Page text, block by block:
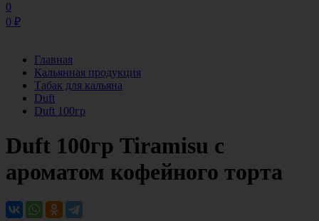
0
0 ₽
Главная
Кальянная продукция
Табак для кальяна
Duft
Duft 100гр
Duft 100гр Tiramisu с
ароматом кофейного торта